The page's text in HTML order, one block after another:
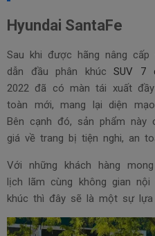
Hyundai SantaFe
Sau khi được hãng nâng
dẫn đầu phân khúcSUV 7
2022 đã có màn tái xuất
toàn mới, mang lại diện
Bên cạnh đó, sản phẩm
giá về trang bị tiện nghi, an
Với những khách hàng
lịch lãm cùng không gian
khúc thì đây sẽ là một sự lựa